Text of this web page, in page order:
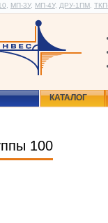
МП-3У, МП-4У, ДРУ-1ПМ
КАТАЛОГ
100